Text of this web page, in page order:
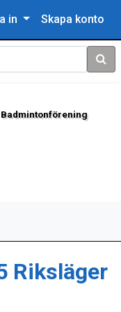
in Skapa konto
Sök
Riksläger